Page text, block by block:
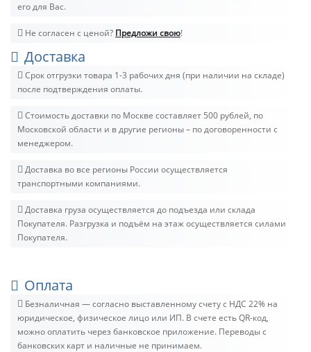
его для Вас.
Не согласен с ценой? Предложи свою!
Доставка
Срок отгрузки товара 1-3 рабочих дня (при наличии на складе)
после подтверждения оплаты.
Стоимость доставки по Москве составляет 500 рублей, по
Московской области и в другие регионы – по договоренности с
менеджером.
Доставка во все регионы России осуществляется
транспортными компаниями.
Доставка груза осуществляется до подъезда или склада
Покупателя. Разгрузка и подъём на этаж осуществляется силами
Покупателя.
Оплата
Безналичная — согласно выставленному счету c НДС 22% на
юридическое, физическое лицо или ИП. В счете есть QR-код,
можно оплатить через банковское приложение. Переводы с
банковских карт и наличные не принимаем.